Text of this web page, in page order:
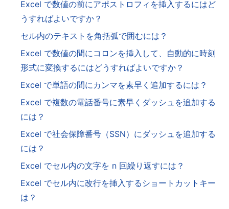
Excel で数値の前にアポストロフィを挿入するにはど
うすればよいですか？
セル内のテキストを角括弧で囲むには？
Excel で数値の間にコロンを挿入して、自動的に時刻
形式に変換するにはどうすればよいですか？
Excel で単語の間にカンマを素早く追加するには？
Excel で複数の電話番号に素早くダッシュを追加する
には？
Excel で社会保障番号（SSN）にダッシュを追加する
には？
Excel でセル内の文字を n 回繰り返すには？
Excel でセル内に改行を挿入するショートカットキー
は？